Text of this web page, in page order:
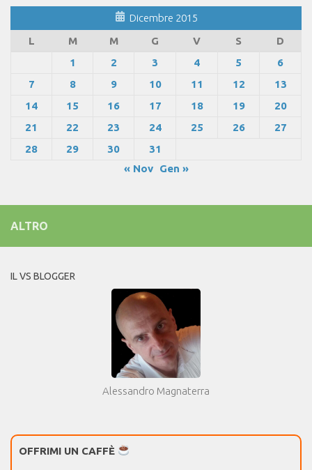
Dicembre 2015
L
M M G V S
D
1
2 3 4 5
6
7
8 9 10 11 12
13
14
15 16 17 18 19
20
21
22 23 24 25 26
27
28
29 30
31
« Nov
Gen »
ALTRO
IL VS BLOGGER
Alessandro Magnaterra
OFFRIMI UN CAFFÈ